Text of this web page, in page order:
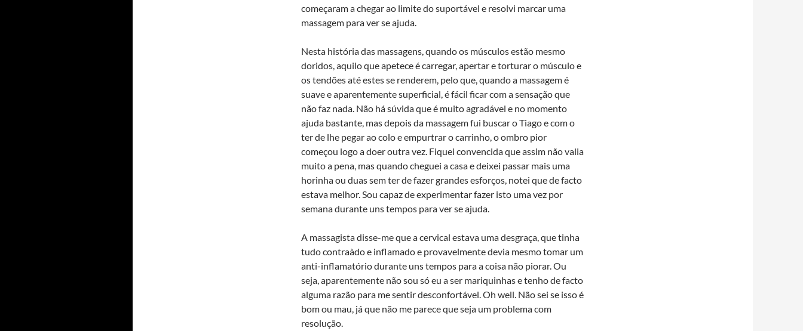
começaram a chegar ao limite do suportável e resolvi marcar uma
massagem para ver se ajuda.
Nesta história das massagens, quando os músculos estão mesmo
doridos, aquilo que apetece é carregar, apertar e torturar o músculo e
os tendões até estes se renderem, pelo que, quando a massagem é
suave e aparentemente superficial, é fácil ficar com a sensação que
não faz nada. Não há súvida que é muito agradável e no momento
ajuda bastante, mas depois da massagem fui buscar o Tiago e com o
ter de lhe pegar ao colo e empurtrar o carrinho, o ombro pior
começou logo a doer outra vez. Fiquei convencida que assim não valia
muito a pena, mas quando cheguei a casa e deixei passar mais uma
horinha ou duas sem ter de fazer grandes esforços, notei que de facto
estava melhor. Sou capaz de experimentar fazer isto uma vez por
semana durante uns tempos para ver se ajuda.
A massagista disse-me que a cervical estava uma desgraça, que tinha
tudo contraà­do e inflamado e provavelmente devia mesmo tomar um
anti-inflamatório durante uns tempos para a coisa não piorar. Ou
seja, aparentemente não sou só eu a ser mariquinhas e tenho de facto
alguma razão para me sentir desconfortável. Oh well. Não sei se isso é
bom ou mau, já que não me parece que seja um problema com
resolução.